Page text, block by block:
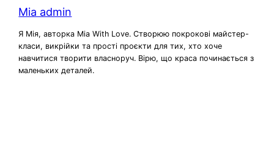
Mia admin
Я Мія, авторка Mia With Love. Створюю покрокові майстер-
класи, викрійки та прості проєкти для тих, хто хоче
навчитися творити власноруч. Вірю, що краса починається з
маленьких деталей.